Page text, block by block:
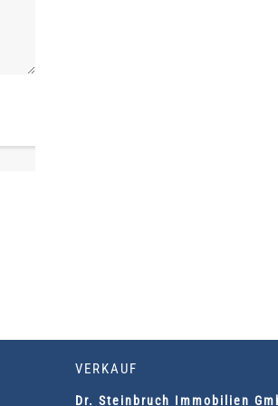
VERKAUF
Dr. Steinbruch Immobilien